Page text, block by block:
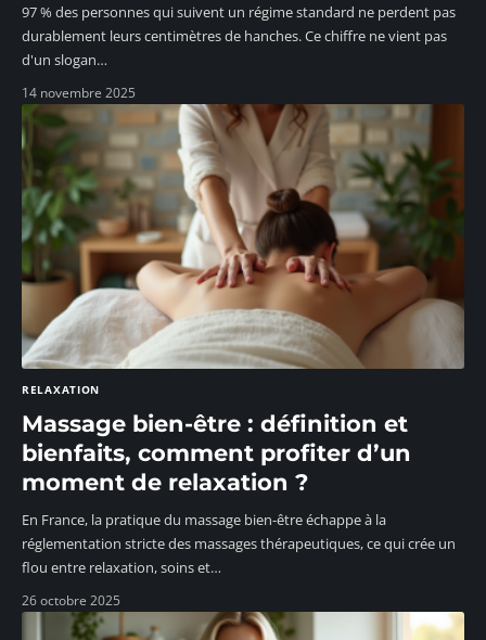
97 % des personnes qui suivent un régime standard ne perdent pas
durablement leurs centimètres de hanches. Ce chiffre ne vient pas
d'un slogan…
14 novembre 2025
RELAXATION
Massage bien-être : définition et
bienfaits, comment profiter d’un
moment de relaxation ?
En France, la pratique du massage bien-être échappe à la
réglementation stricte des massages thérapeutiques, ce qui crée un
flou entre relaxation, soins et…
26 octobre 2025